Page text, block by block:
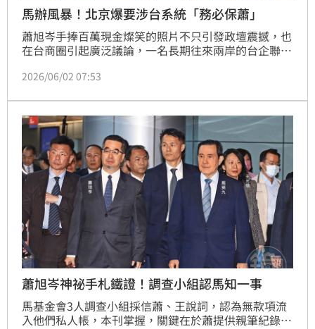
馬辦風暴！北京爆要涉台系統「務必保蕭」
蕭旭岑手捧百萬現金燦笑的照片不只引發政壇震撼，也
在台商圈引起廣泛議論，一名長期往來兩岸的台企聯成
見，「照片不是拍給台灣看的，而是拍給台辦看的。」
2026/06/02 07:53
蕭旭岑神祕手札鐵證！調查小組認馬知一事
馬基金會3人調查小組採信蕭、王說詞，認為無款項流
入他們私人帳，本刊掌握，關鍵在於蕭提供親筆紀錄的